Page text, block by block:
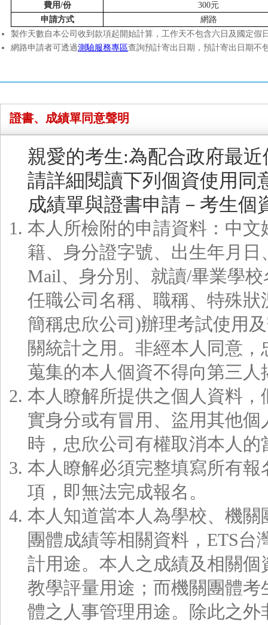
費用/份
300元
申請方式
網路
製作天數自本公司收到款項起開始計算，工作天不包含六日及國定假
網路申請者可透過測驗服務專區查詢預計寄出日期，預計寄出日期不
證書、成績單同意聲明
親愛的考生:為配合政府最
請詳細閱讀下列個資使用同
成績單與證書申請－考生個
本人所檢附的申請資料：中
籍、身分證字號、出生年月
Mail、身分別、就讀/畢業學
任職公司名稱、職稱、特殊
簡稱忠欣公司)辦理考試使用
關統計之用。非經本人同意
蒐集的本人個資不得向第三
本人瞭解所提供之個人資料
實身分或有冒用、盜用其他
時，忠欣公司有權取消本人
本人瞭解必須完整填寫所有
項，即無法完成報名。
本人知道當本人為學校、機
團體成績等相關資料，ETS
計用途。本人之成績及相關
教學評量用途；而機關團體
體之人事管理用途。除此之